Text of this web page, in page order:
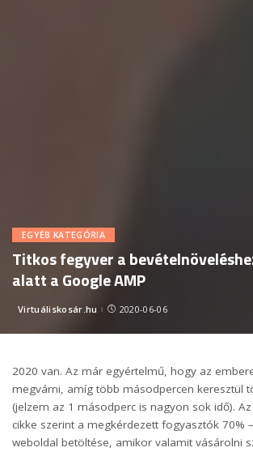
EGYÉB KATEGÓRIA
Titkos fegyver a
alatt a Google AMP
Posted
Virtuáliskosár.hu 2020-06-06
2020 van. Az már egyértelmű, hogy az
megvárni, amíg több másodpercen keresztül
(jelzem az 1 másodperc is nagyon sok idő). Az
cikke szerint a megkérdezett fogyasztók 70%
weboldal betöltése, amikor valamit vásárolni